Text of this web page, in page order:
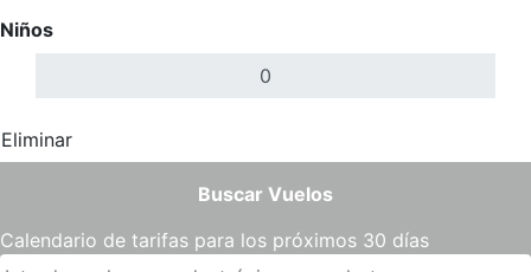
Niños
Eliminar
Buscar Vuelos
Calendario de tarifas para los próximos 30 días